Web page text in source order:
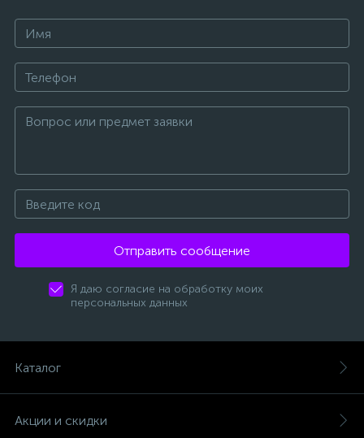
Отправить сообщение
Я даю согласие на обработку моих
персональных данных
Каталог
Акции и скидки